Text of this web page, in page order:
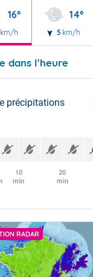
16°
km/h
14°
5 km/h
dans l'heure
précipitations
10
min
20
min
RADAR